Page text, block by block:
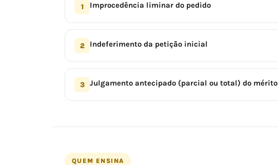
1 Improcedência liminar do pedido
2 Indeferimento da petição inicial
3 Julgamento antecipado (parcial ou total) do mérito
QUEM ENSINA